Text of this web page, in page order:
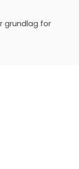
grundlag for